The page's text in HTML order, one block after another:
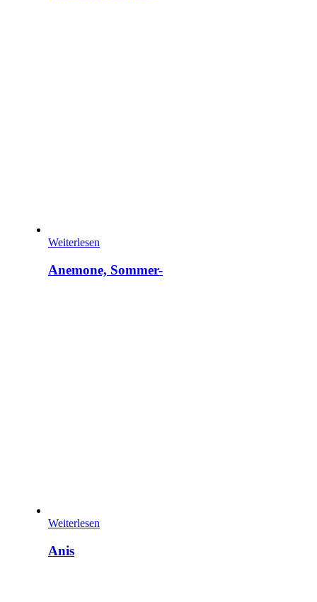
Weiterlesen
Anemone, Sommer-
Weiterlesen
Anis